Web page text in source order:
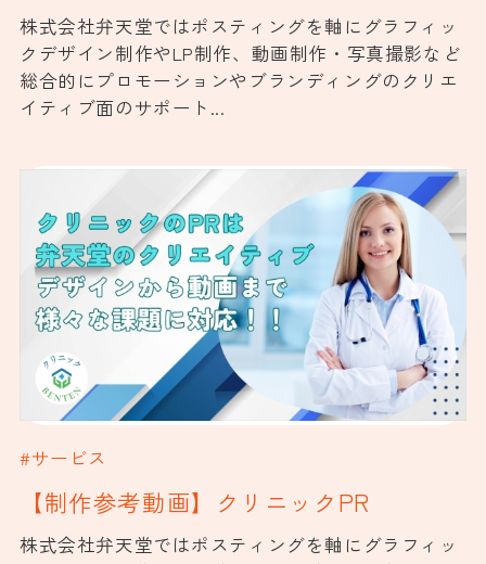
株式会社弁天堂ではポスティングを軸にグラフィッ
クデザイン制作やLP制作、動画制作・写真撮影など
総合的にプロモーションやブランディングのクリエ
イティブ面のサポート...
#サービス
【制作参考動画】クリニックPR
株式会社弁天堂ではポスティングを軸にグラフィッ